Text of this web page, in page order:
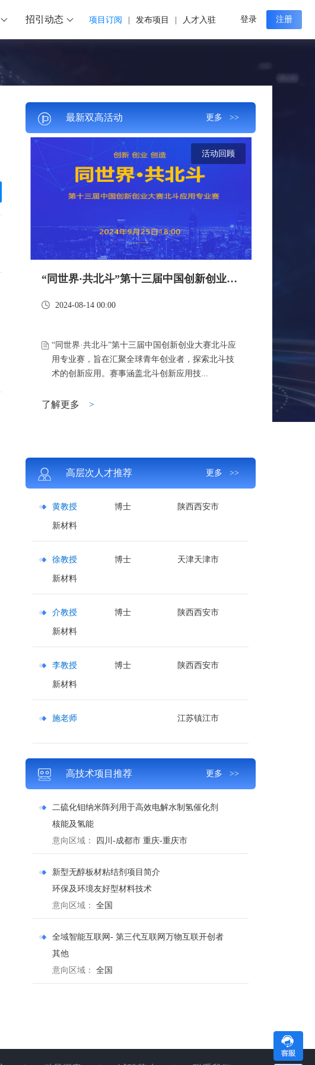
招引动态 项目订阅 | 发布项目 | 人才入驻 登录 注册
最新双高活动 更多 >>
“同世界·共北斗”第十三届中国创新创业大赛北斗应用专业赛
2024-08-14 00:00
“同世界·共北斗”第十三届中国创新创业大赛北斗应
用专业赛，旨在汇聚全球青年创业者，探索北斗技
术的创新应用。赛事涵盖北斗创新应用技...
了解更多 >
活动回顾
高层次人才推荐 更多 >>
黄教授 博士 陕西西安市
新材料
徐教授 博士 天津天津市
新材料
介教授 博士 陕西西安市
新材料
李教授 博士 陕西西安市
新材料
施老师 江苏镇江市
高技术项目推荐 更多 >>
二硫化钼纳米阵列用于高效电解水制氢催化剂
核能及氢能
意向区域：
四川-成都市 重庆-重庆市
新型无醇板材粘结剂项目简介
环保及环境友好型材料技术
意向区域：
全国
全域智能互联网- 第三代互联网万物互联开创者
其他
意向区域：
全国